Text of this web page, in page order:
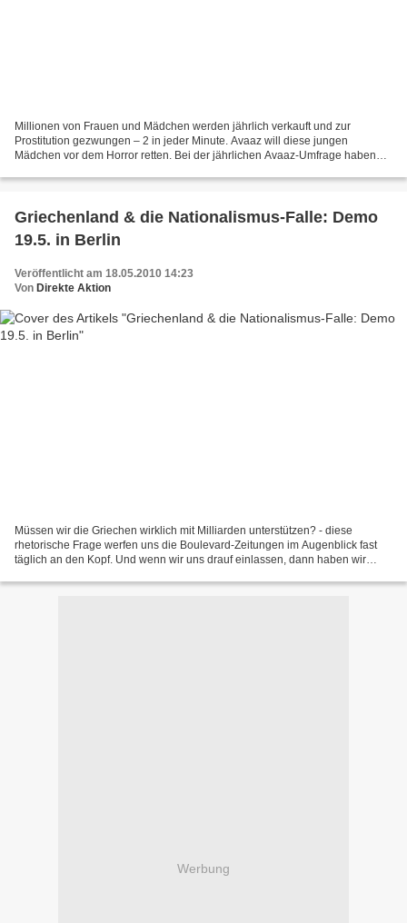
Millionen von Frauen und Mädchen werden jährlich verkauft und zur
Prostitution gezwungen – 2 in jeder Minute. Avaaz will diese jungen
Mädchen vor dem Horror retten. Bei der jährlichen Avaaz-Umfrage haben
Griechenland & die Nationalismus-Falle: Demo
19.5. in Berlin
Veröffentlicht am 18.05.2010 14:23
Von Direkte Aktion
Müssen wir die Griechen wirklich mit Milliarden unterstützen? - diese
rhetorische Frage werfen uns die Boulevard-Zeitungen im Augenblick fast
täglich an den Kopf. Und wenn wir uns drauf einlassen, dann haben wir
Werbung